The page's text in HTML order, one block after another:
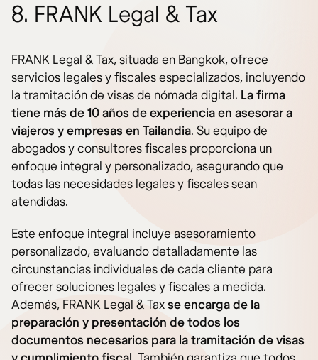
8. FRANK Legal & Tax
FRANK Legal & Tax, situada en Bangkok, ofrece
servicios legales y fiscales especializados, incluyendo
la tramitación de visas de nómada digital. La firma
tiene más de 10 años de experiencia en asesorar a
viajeros y empresas en Tailandia. Su equipo de
abogados y consultores fiscales proporciona un
enfoque integral y personalizado, asegurando que
todas las necesidades legales y fiscales sean
atendidas.
Este enfoque integral incluye asesoramiento
personalizado, evaluando detalladamente las
circunstancias individuales de cada cliente para
ofrecer soluciones legales y fiscales a medida.
Además, FRANK Legal & Taxse encarga de la
preparación y presentación de todos los
documentos necesarios para la tramitación de visas